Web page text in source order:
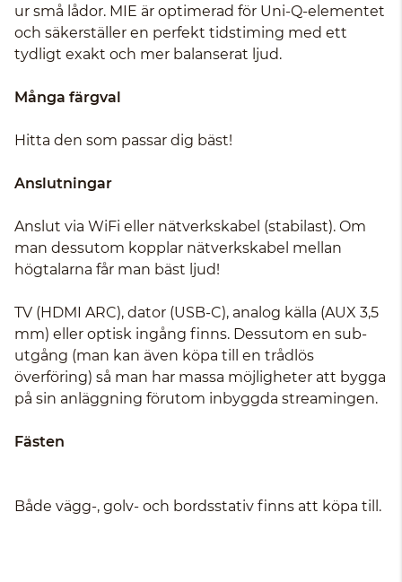
ur små lådor. MIE är optimerad för Uni-Q-elementet
och säkerställer en perfekt tidstiming med ett
tydligt exakt och mer balanserat ljud.
Många färgval
Hitta den som passar dig bäst!
Anslutningar
Anslut via WiFi eller nätverkskabel (stabilast). Om
man dessutom kopplar nätverkskabel mellan
högtalarna får man bäst ljud!
TV (HDMI ARC), dator (USB-C), analog källa (AUX 3,5
mm) eller optisk ingång finns. Dessutom en sub-
utgång (man kan även köpa till en trådlös
överföring) så man har massa möjligheter att bygga
på sin anläggning förutom inbyggda streamingen.
Fästen
Både vägg-, golv- och bordsstativ finns att köpa till.